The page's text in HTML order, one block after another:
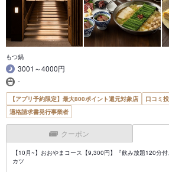
もつ鍋
3001～4000円
-
【アプリ予約限定】最大800ポイント還元対象店 口コミ
適格請求書発行事業者
クーポン
【10月~】おおやまコース【9,300円】『飲み放題120分
カツ